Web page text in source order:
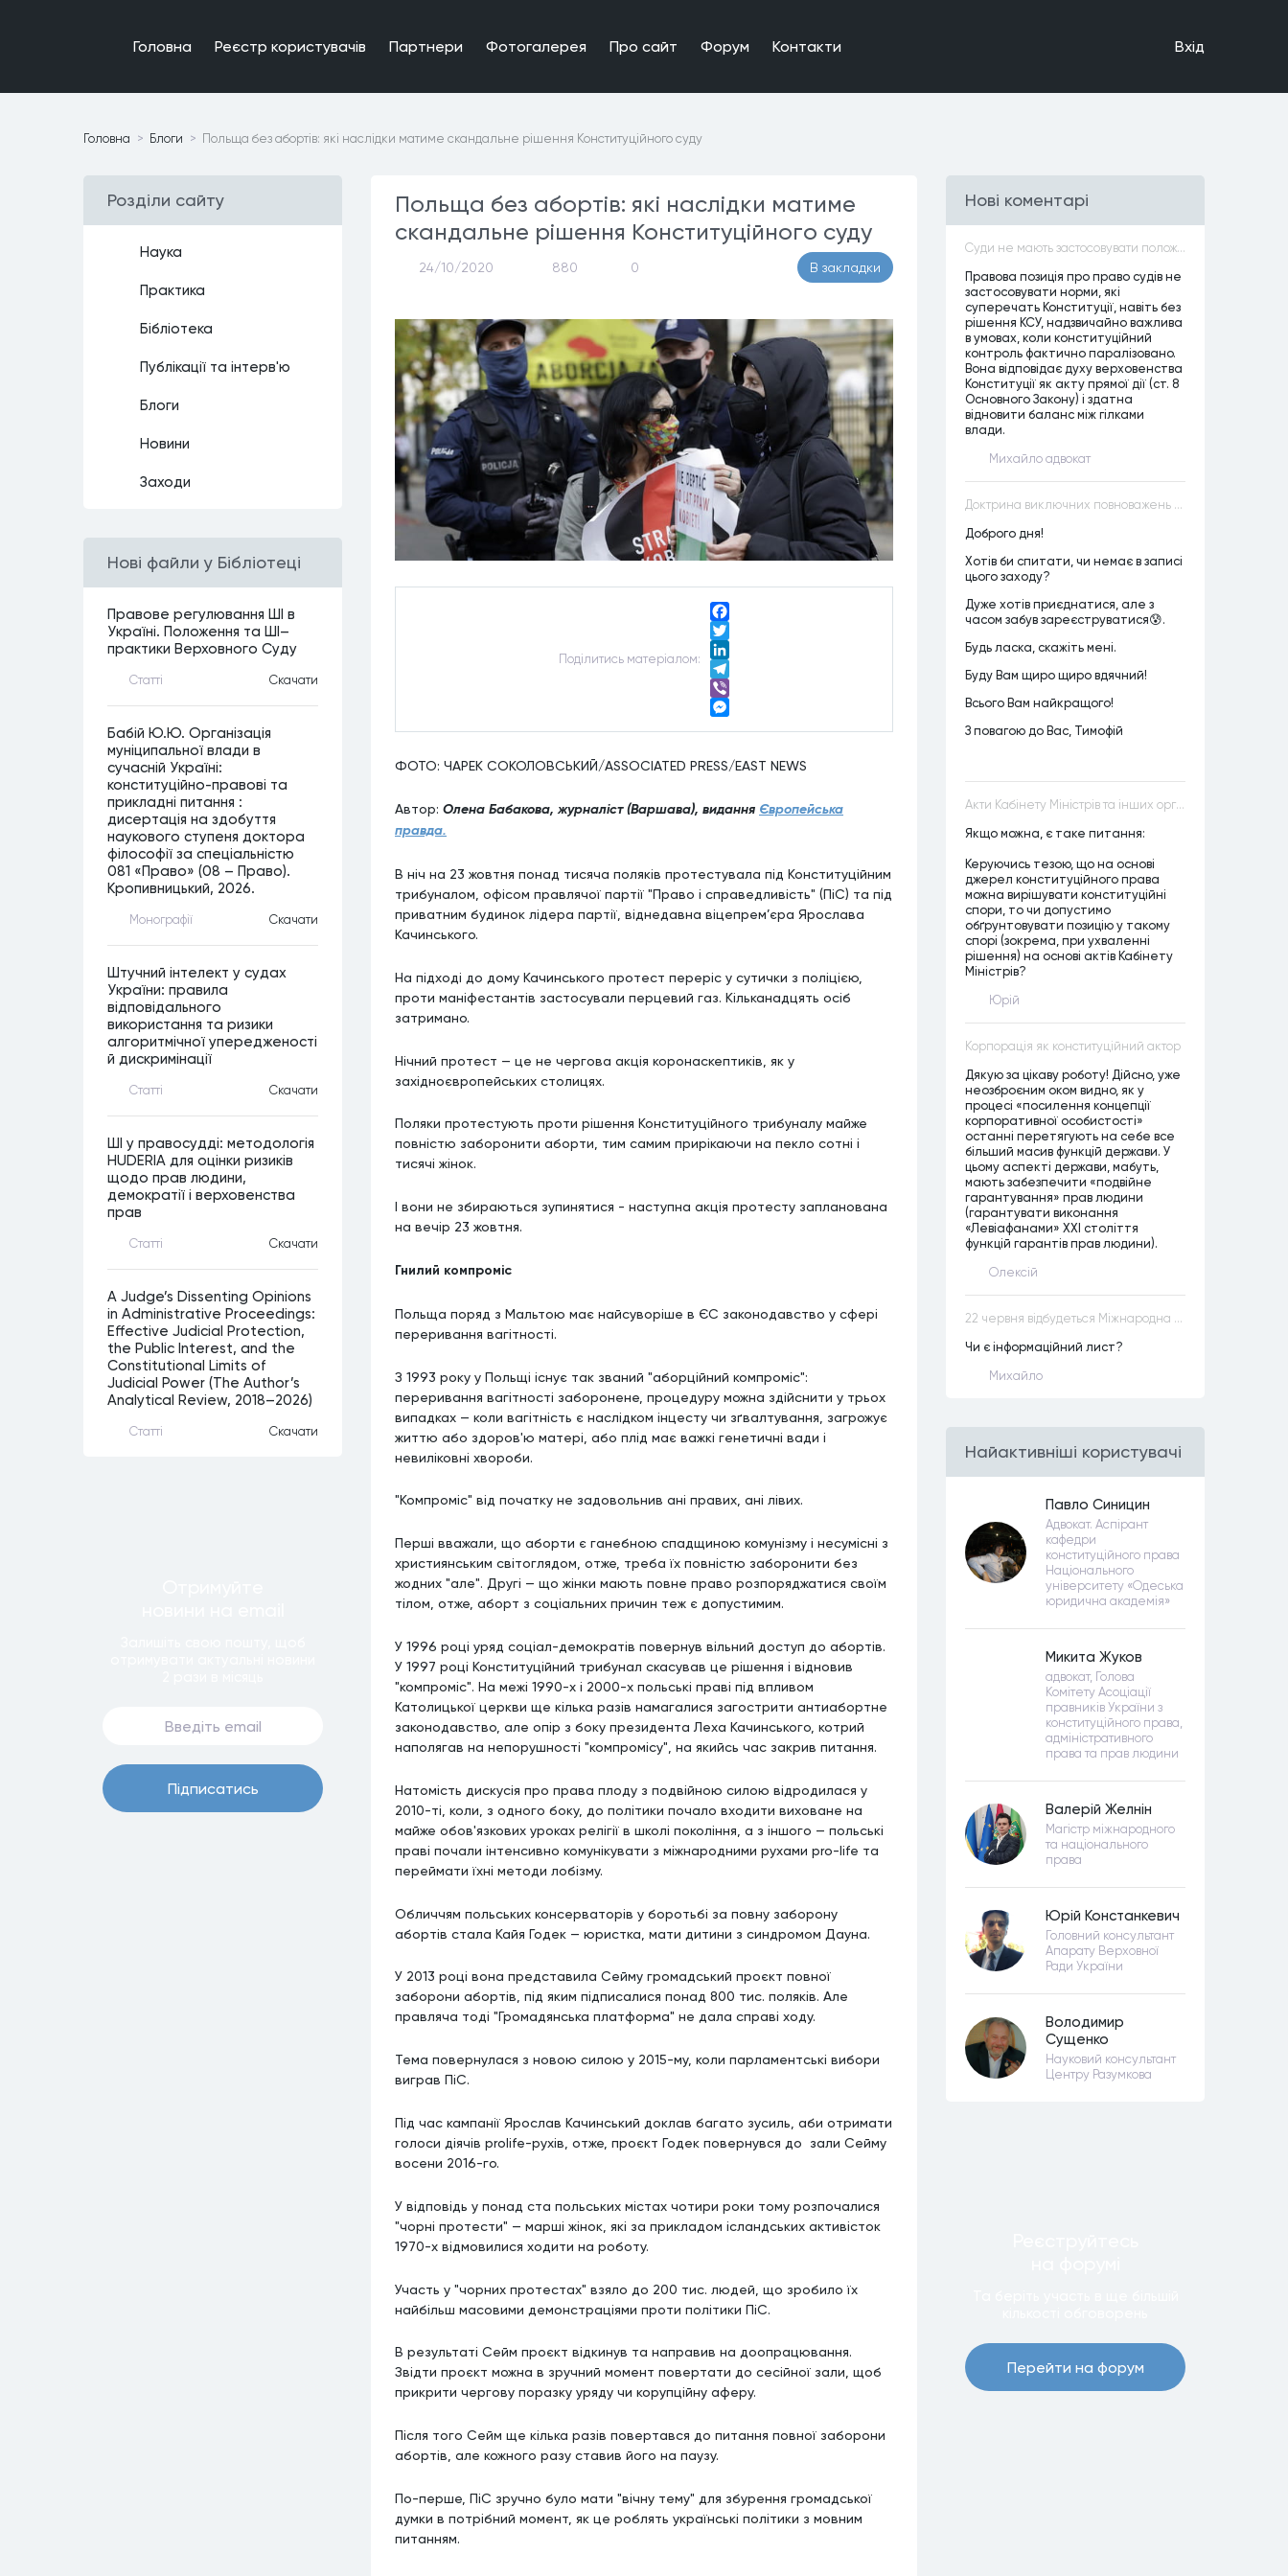
Головна Реєстр користувачiв Партнери Фотогалерея Про сайт Форум Контакти Вхiд
Головна Блоги Польща без абортів: які наслідки матиме скандальне рішення Конституційного суду
Роздiли сайту
Наука
Практика
Бiблiотека
Публiкацiї та iнтерв'ю
Блоги
Новини
Заходи
Нові файли у Бібліотеці
Правове регулювання ШІ в
Україні. Положення та ШІ–
практики Верховного Суду
Статтi Скачати
Бабій Ю.Ю. Організація
муніципальної влади в
сучасній Україні:
конституційно-правові та
прикладні питання :
дисертація на здобуття
наукового ступеня доктора
філософії за спеціальністю
081 «Право» (08 – Право).
Кропивницький, 2026.
Монографiї Скачати
Штучний інтелект у судах
України: правила
відповідального
використання та ризики
алгоритмічної упередженості
й дискримінації
Статтi Скачати
ШІ у правосудді: методологія
HUDERIA для оцінки ризиків
щодо прав людини,
демократії і верховенства
прав
Статтi Скачати
A Judge’s Dissenting Opinions
in Administrative Proceedings:
Effective Judicial Protection,
the Public Interest, and the
Constitutional Limits of
Judicial Power (The Author’s
Analytical Review, 2018–2026)
Статтi Скачати
Пiдписатись
Польща без абортів: які наслідки матиме
скандальне рішення Конституційного суду
24/10/2020 880 0 В закладки
Подiлитись матерiалом:
Facebook
Twitter
LinkedIn
Telegram
Viber
ФОТО: ЧАРЕК СОКОЛОВСЬКИЙ/ASSOCIATED PRESS/EAST NEWS
Автор: Олена Бабакова,журналіст (Варшава), видання Європейська
правда.
В ніч на 23 жовтня понад тисяча поляків протестувала під Конституційним
трибуналом, офісом правлячої партії "Право і справедливість" (ПіС) та під
приватним будинок лідера партії, віднедавна віцепрем’єра Ярослава
Качинського.
На підході до дому Качинського протест переріс у сутички з поліцією,
проти маніфестантів застосували перцевий газ. Кільканадцять осіб
затримано.
Нічний протест — це не чергова акція коронаскептиків, як у
західноєвропейських столицях.
Поляки протестують проти рішення Конституційного трибуналу майже
повністю заборонити аборти, тим самим прирікаючи на пекло сотні і
тисячі жінок.
І вони не збираються зупинятися - наступна акція протесту запланована
на вечір 23 жовтня.
Гнилий компроміс
Польща поряд з Мальтою має найсуворіше в ЄС законодавство у сфері
переривання вагітності.
З 1993 року у Польщі існує так званий "аборційний компроміс":
переривання вагітності заборонене, процедуру можна здійснити у трьох
випадках — коли вагітність є наслідком інцесту чи зґвалтування, загрожує
життю або здоров'ю матері, або плід має важкі генетичні вади і
невиліковні хвороби.
"Компроміс" від початку не задовольнив ані правих, ані лівих.
Перші вважали, що аборти є ганебною спадщиною комунізму і несумісні з
християнським світоглядом, отже, треба їх повністю заборонити без
жодних "але". Другі — що жінки мають повне право розпоряджатися своїм
тілом, отже, аборт з соціальних причин теж є допустимим.
У 1996 році уряд соціал-демократів повернув вільний доступ до абортів.
У 1997 році Конституційний трибунал скасував це рішення і відновив
"компроміс". На межі 1990-х і 2000-х польські праві під впливом
Католицької церкви ще кілька разів намагалися загострити антиабортне
законодавство, але опір з боку президента Леха Качинського, котрий
наполягав на непорушності "компромісу", на якийсь час закрив питання.
Натомість дискусія про права плоду з подвійною силою відродилася у
2010-ті, коли, з одного боку, до політики почало входити виховане на
майже обов'язкових уроках релігії в школі покоління, а з іншого — польські
праві почали інтенсивно комунікувати з міжнародними рухами pro-life та
переймати їхні методи лобізму.
Обличчям польських консерваторів у боротьбі за повну заборону
абортів стала Кайя Годек — юристка, мати дитини з синдромом Дауна.
У 2013 році вона представила Сейму громадський проєкт повної
заборони абортів, під яким підписалися понад 800 тис. поляків. Але
правляча тоді "Громадянська платформа" не дала справі ходу.
Тема повернулася з новою силою у 2015-му, коли парламентські вибори
виграв ПіС.
Під час кампанії Ярослав Качинський доклав багато зусиль, аби отримати
голоси діячів prolife-рухів, отже, проєкт Годек повернувся до зали Сейму
восени 2016-го.
У відповідь у понад ста польських містах чотири роки тому розпочалися
"чорні протести" — марші жінок, які за прикладом ісландських активісток
1970-х відмовилися ходити на роботу.
Участь у "чорних протестах" взяло до 200 тис. людей, що зробило їх
найбільш масовими демонстраціями проти політики ПіС.
В результаті Сейм проєкт відкинув та направив на доопрацювання.
Звідти проєкт можна в зручний момент повертати до сесійної зали, щоб
прикрити чергову поразку уряду чи корупційну аферу.
Після того Сейм ще кілька разів повертався до питання повної заборони
абортів, але кожного разу ставив його на паузу.
По-перше, ПіС зручно було мати "вічну тему" для збурення громадської
думки в потрібний момент, як це роблять українські політики з мовним
питанням.
Нові коментарі
Суди не мають застосовувати положення законів, які не відповідають Конституції, незалежно від того, чи визнавалися вони Конституційним Судом України неконституційними, тобто закони, що суперечать Конституції України не можуть застосовуватися навіть у випадках, коли вони є чинними
Правова позиція про право судів не
застосовувати норми, які
суперечать Конституції, навіть без
рішення КСУ, надзвичайно важлива
в умовах, коли конституційний
контроль фактично паралізовано.
Вона відповідає духу верховенства
Конституції як акту прямої дії (ст. 8
Основного Закону) і здатна
відновити баланс між гілками
влади.
Михайло адвокат
Доктрина виключних повноважень VS Доктрина прихованих повноважень
Доброго дня!
Хотів би спитати, чи немає в записі
цього заходу?
Дуже хотів приєднатися, але з
часом забув зареєструватися😰.
Будь ласка, скажіть мені.
Буду Вам щиро щиро вдячний!
Всього Вам найкращого!
З повагою до Вас, Тимофій
Акти Кабінету Міністрів та інших органів державної влади як джерела конституційного права
Якщо можна, є таке питання:
Керуючись тезою, що на основі
джерел конституційного права
можна вирішувати конституційні
спори, то чи допустимо
обґрунтовувати позицію у такому
спорі (зокрема, при ухваленні
рішення) на основі актів Кабінету
Міністрів?
Юрій
Корпорація як конституційний актор
Дякую за цікаву роботу! Дійсно, уже
неозброєним оком видно, як у
процесі «посилення концепції
корпоративної особистості»
останні перетягують на себе все
більший масив функцій держави. У
цьому аспекті держави, мабуть,
мають забезпечити «подвійне
гарантування» прав людини
(гарантувати виконання
«Левіафанами» ХХІ століття
функцій гарантів прав людини).
Олексій
22 червня відбудеться Міжнародна науково-практична конференція “Конституційна демократія в умовах загроз територіальній цілісності та національній безпеці”
Чи є інформаційний лист?
Михайло
Найактивнiшi користувачi
Павло Синицин
Адвокат. Аспірант
кафедри
конституційного права
Національного
університету «Одеська
юридична академія»
Микита Жуков
адвокат, Голова
Комітету Асоціації
правників України з
конституційного права,
адміністративного
права та прав людини
Валерій Желнін
Магістр міжнародного
та національного
права
Юрій Констанкевич
Головний консультант
Апарату Верховної
Ради України
Володимир
Сущенко
Науковий консультант
Центру Разумкова
Перейти на форум